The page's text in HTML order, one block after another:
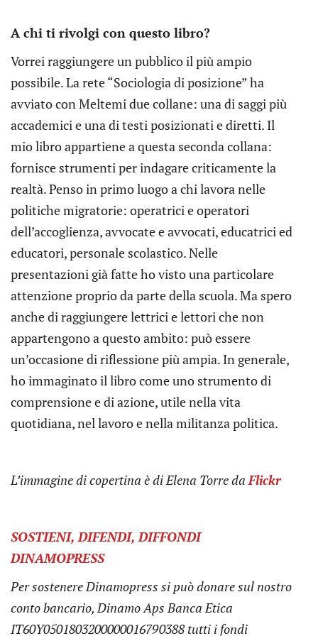
A chi ti rivolgi con questo libro?
Vorrei raggiungere un pubblico il più ampio
possibile. La rete “Sociologia di posizione” ha
avviato con Meltemi due collane: una di saggi più
accademici e una di testi posizionati e diretti. Il
mio libro appartiene a questa seconda collana:
fornisce strumenti per indagare criticamente la
realtà. Penso in primo luogo a chi lavora nelle
politiche migratorie: operatrici e operatori
dell’accoglienza, avvocate e avvocati, educatrici ed
educatori, personale scolastico. Nelle
presentazioni già fatte ho visto una particolare
attenzione proprio da parte della scuola. Ma spero
anche di raggiungere lettrici e lettori che non
appartengono a questo ambito: può essere
un’occasione di riflessione più ampia. In generale,
ho immaginato il libro come uno strumento di
comprensione e di azione, utile nella vita
quotidiana, nel lavoro e nella militanza politica.
L’immagine di copertina è di Elena Torre daFlickr
SOSTIENI, DIFENDI, DIFFONDI
DINAMOPRESS
Per sostenere Dinamopress si può donare sul nostro
conto bancario, Dinamo Aps Banca Etica
IT60Y0501803200000016790388 tutti i fondi